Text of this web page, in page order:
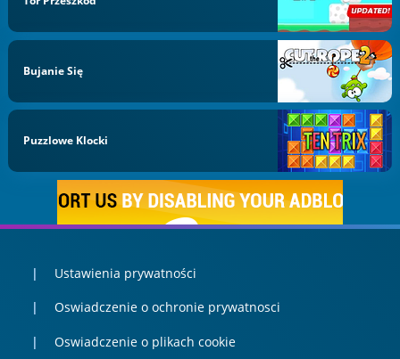
Bujanie Się
Puzzlowe Klocki
Ustawienia prywatności
Oswiadczenie o ochronie prywatnosci
Oswiadczenie o plikach cookie